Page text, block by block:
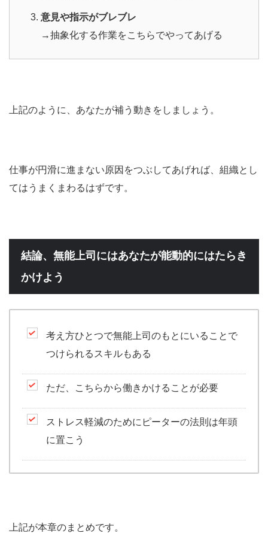
意見や指示がブレブレ
→抽象化する作業をこちらでやってあげる
上記のように、あなたが補う動きをしましょう。
仕事が円滑に進まない原因をつぶしてあげれば、組織とし
てはうまくまわるはずです。
結論、無能上司にはあなたが能動的にはたらき
かけよう
考え方ひとつで無能上司のもとにいることで
つけられるスキルもある
ただ、こちらから働きかけることが必要
ストレス軽減のためにピーターの法則は年頭
に置こう
上記が本章のまとめです。